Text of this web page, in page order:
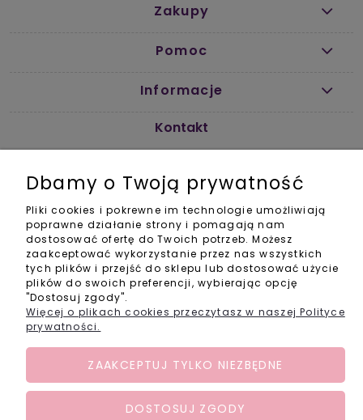
Zakupy
Pomoc
Informacje
Kontakt
pon-pt w godz. 11-14
Social Media
POKAŻ PEŁNĄ WERSJĘ STRONY
Dbamy o Twoją prywatność
Pliki cookies i pokrewne im technologie umożliwiają
poprawne działanie strony i pomagają nam
dostosować ofertę do Twoich potrzeb. Możesz
zaakceptować wykorzystanie przez nas wszystkich
tych plików i przejść do sklepu lub dostosować użycie
plików do swoich preferencji, wybierając opcję
"Dostosuj zgody".
Więcej o plikach cookies przeczytasz w naszej Polityce
prywatności.
ZAAKCEPTUJ TYLKO NIEZBĘDNE
DOSTOSUJ ZGODY